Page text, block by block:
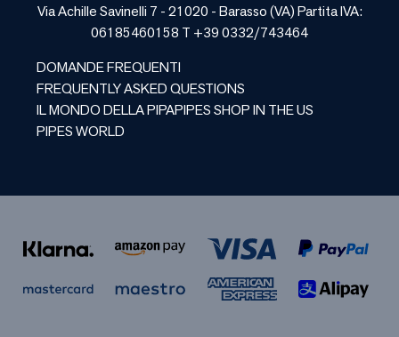
Via Achille Savinelli 7 - 21020 -Barasso(VA) Partita IVA:
06185460158 T +39 0332/743464
DOMANDE FREQUENTI
FREQUENTLY ASKED QUESTIONS
IL MONDO DELLA PIPAPIPES SHOP IN THE US
PIPES WORLD